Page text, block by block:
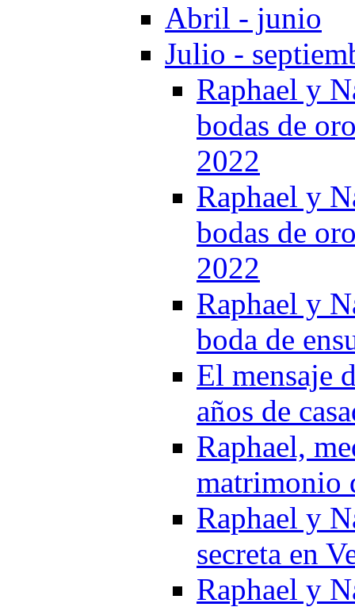
Abril - junio
Julio -
Raphael y
bodas de
2022
Raphael y
bodas de
2022
Raphael y
boda de
El mensaje
años de
Raphael,
matrimonio
Raphael y
secreta en
Raphael y